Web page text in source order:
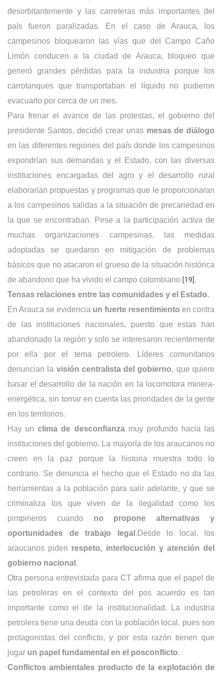
desorbitantemente y las carreteras más importantes del
país fueron paralizadas. En el caso de Arauca, los
campesinos bloquearon las vías que del Campo Caño
Limón conducen a la ciudad de Arauca, bloqueo que
generó grandes pérdidas para la industria porque los
carrotanques que transportaban el líquido no pudieron
evacuarlo por cerca de un mes.
Para frenar el avance de las protestas, el gobierno del
presidente Santos, decidió crear unas mesas de diálogo
en las diferentes regiones del país donde los campesinos
expondrían sus demandas y el Estado, con las diversas
instituciones encargadas del agro y el desarrollo rural
elaborarían propuestas y programas que le proporcionaran
a los campesinos salidas a la situación de precariedad en
la que se encontraban. Pese a la participación activa de
muchas organizaciones campesinas, las medidas
adoptadas se quedaron en mitigación de problemas
básicos que no atacaron el grueso de la situación histórica
de abandono que ha vivido el campo colombiano [19].
Tensas relaciones entre las comunidades y el Estado.
En Arauca se evidencia un fuerte resentimiento en contra
de las instituciones nacionales, puesto que estas han
abandonado la región y solo se interesaron recientemente
por ella por el tema petrolero. Líderes comunitarios
denuncian la visión centralista del gobierno, que quiere
basar el desarrollo de la nación en la locomotora minera-
energética, sin tomar en cuenta las prioridades de la gente
en los territorios.
Hay unclima de desconfianzamuy profundo hacia las
instituciones del gobierno. La mayoría de los araucanos no
creen en la paz porque la historia muestra todo lo
contrario. Se denuncia el hecho que el Estado no da las
herramientas a la población para salir adelante, y que se
criminaliza los que viven de la ilegalidad como los
pimpineros cuando no propone alternativas y
oportunidades de trabajo legal . Desde lo local, los
araucanos piden respeto, interlocución y atención del
gobierno nacional .
Otra persona entrevistada para CT afirma que el papel de
las petroleras en el contexto del pos acuerdo es tan
importante como el de la institucionalidad. La industria
petrolera tiene una deuda con la población local, pues son
protagonistas del conflicto, y por esta razón tienen que
jugar un papel fundamental en el posconflicto.
Conflictos ambientales producto de la explotación de